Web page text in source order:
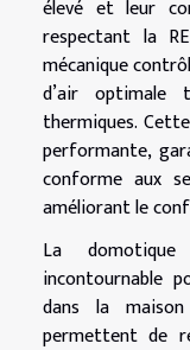
élevé et leur
respectant la
mécanique
d’air optimale
thermiques.
performante,
conforme aux
améliorant le
La
incontournable
dans la
permettent de